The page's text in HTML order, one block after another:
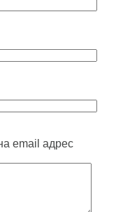
email адрес